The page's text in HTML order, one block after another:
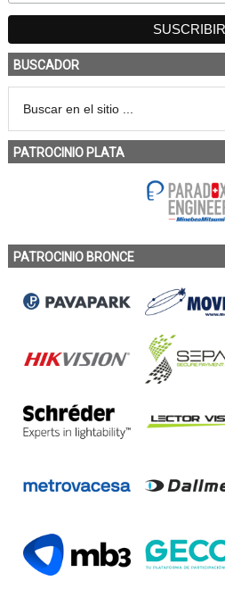
BUSCADOR
PATROCINIO PLATA
PATROCINIO BRONCE